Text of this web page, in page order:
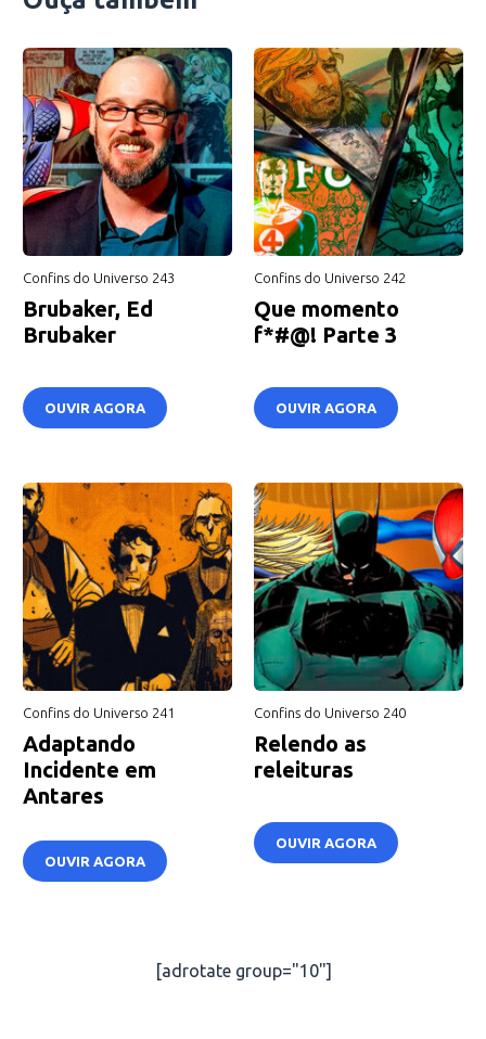
Confins do Universo 243
Brubaker, Ed
Brubaker
OUVIR AGORA
Confins do Universo 242
Que momento
f*#@! Parte 3
OUVIR AGORA
Confins do Universo 241
Adaptando
Incidente em
Antares
OUVIR AGORA
Confins do Universo 240
Relendo as
releituras
OUVIR AGORA
[adrotate group="10"]